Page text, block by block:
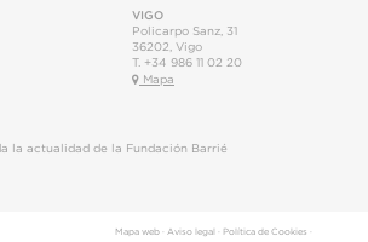
VIGO
Policarpo Sanz, 31
36202 Vigo
T. +34 986 11 02 20
Mapa
la actualidad de la Fundación Barrié
Mapa web· Aviso legal · Política de Cookies ·